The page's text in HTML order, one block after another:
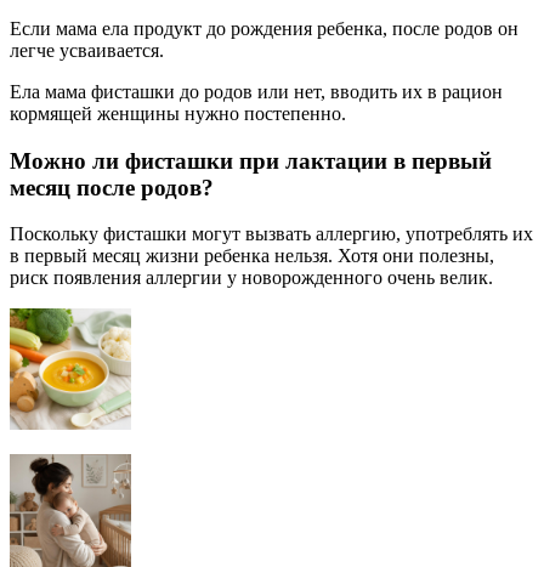
Если мама ела продукт до рождения ребенка, после родов он
легче усваивается.
Ела мама фисташки до родов или нет, вводить их в рацион
кормящей женщины нужно постепенно.
Можно ли фисташки при лактации в первый
месяц после родов?
Поскольку фисташки могут вызвать аллергию, употреблять их
в первый месяц жизни ребенка нельзя. Хотя они полезны,
риск появления аллергии у новорожденного очень велик.